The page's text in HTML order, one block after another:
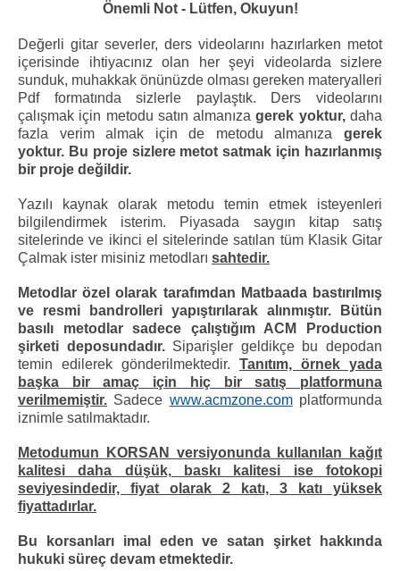
Önemli Not - Lütfen, Okuyun!
Değerli gitar severler, ders videolarını hazırlarken metot
içerisinde ihtiyacınız olan her şeyi videolarda sizlere
sunduk, muhakkak önünüzde olması gereken materyalleri
Pdf formatında sizlerle paylaştık. Ders videolarını
çalışmak için metodu satın almanızagerek yoktur,daha
fazla verim almak için de metodu almanıza gerek
yoktur. Bu proje sizlere metot satmak için hazırlanmış
bir proje değildir.
Yazılı kaynak olarak metodu temin etmek isteyenleri
bilgilendirmek isterim. Piyasada saygın kitap satış
sitelerinde ve ikinci el sitelerinde satılan tüm Klasik Gitar
Çalmak ister misiniz metodları sahtedir.
Metodlar özel olarak tarafımdan Matbaada bastırılmış
ve resmi bandrolleri yapıştırılarak alınmıştır. Bütün
basılı metodlar sadece çalıştığım ACM Production
şirketi deposundadır.Siparişler geldikçe bu depodan
temin edilerek gönderilmektedir. Tanıtım, örnek yada
başka bir amaç için hiç bir satış platformuna
verilmemiştir. Sadece www.acmzone.complatformunda
iznimle satılmaktadır.
Metodumun KORSAN versiyonunda kullanılan kağıt
kalitesi daha düşük, baskı kalitesi ise fotokopi
seviyesindedir, fiyat olarak 2 katı, 3 katı yüksek
fiyattadırlar.
Bu korsanları imal eden ve satan şirket hakkında
hukuki süreç devam etmektedir.